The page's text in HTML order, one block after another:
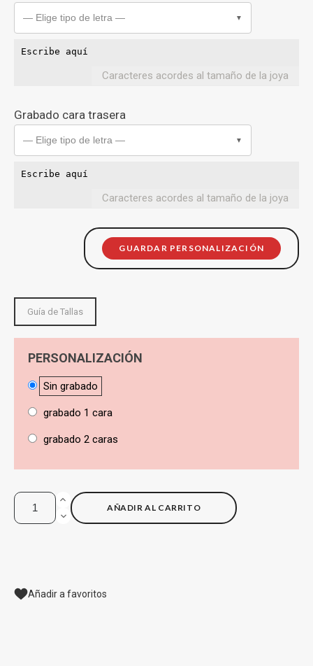
— Elige tipo de letra — ▼
Caracteres acordes al tamaño de la joya
Grabado cara trasera
— Elige tipo de letra — ▼
Caracteres acordes al tamaño de la joya
GUARDAR PERSONALIZACIÓN
Guía de Tallas
PERSONALIZACIÓN
Sin grabado
grabado 1 cara
grabado 2 caras
AÑADIR AL CARRITO
Añadir a favoritos